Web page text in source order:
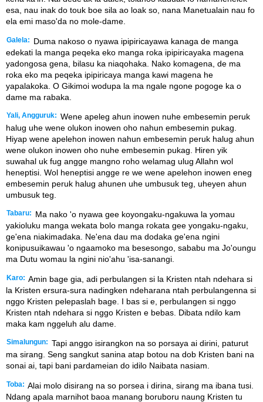
esa, nau inak do touk boe sila ao loak so, nana Manetualain nau fo
ela emi maso'da no mole-dame.
Galela:
Duma nakoso o nyawa ipipiricayawa kanaga de manga
edekati la manga peqeka eko manga roka ipipiricayaka magena
yadongosa gena, bilasu ka niaqohaka. Nako komagena, de ma
roka eko ma peqeka ipipiricaya manga kawi magena he
yapalakoka. O Gikimoi wodupa la ma ngale ngone pogoge ka o
dame ma rabaka.
Yali, Angguruk: Wene apeleg ahun inowen nuhe embesemin peruk
halug uhe wene olukon inowen oho nahun embesemin pukag.
Hiyap wene apelehon inowen nahun embesemin peruk halug ahun
wene olukon inowen oho nuhe embesemin pukag. Hiren yik
suwahal uk fug angge mangno roho welamag ulug Allahn wol
heneptisi. Wol heneptisi angge re we wene apelehon inowen eneg
embesemin peruk halug ahunen uhe umbusuk teg, uheyen ahun
umbusuk teg.
Tabaru:
Ma nako 'o nyawa gee koyongaku-ngakuwa la yomau
yakioluku manga wekata bolo manga rokata gee yongaku-ngaku,
ge'ena niakimadaka. Ne'ena dau ma dodaka ge'ena ngini
konipusuikawau 'o ngaamoko ma besesongo, sababu ma Jo'oungu
ma Dutu womau la ngini nio'ahu 'isa-sanangi.
Karo: Amin bage gia, adi perbulangen si la Kristen ntah ndehara si
la Kristen ersura-sura nadingken ndeharana ntah perbulangenna si
nggo Kristen pelepaslah bage. I bas si e, perbulangen si nggo
Kristen ntah ndehara si nggo Kristen e bebas. Dibata ndilo kam
maka kam nggeluh alu dame.
Simalungun: Tapi anggo isirangkon na so porsaya ai dirini, paturut
ma sirang. Seng sangkut sanina atap botou na dob Kristen bani na
sonai ai, tapi bani pardameian do idilo Naibata nasiam.
Toba: Alai molo disirang na so porsea i dirina, sirang ma ibana tusi.
Ndang apala marnihot baoa manang boruboru naung Kristen tu